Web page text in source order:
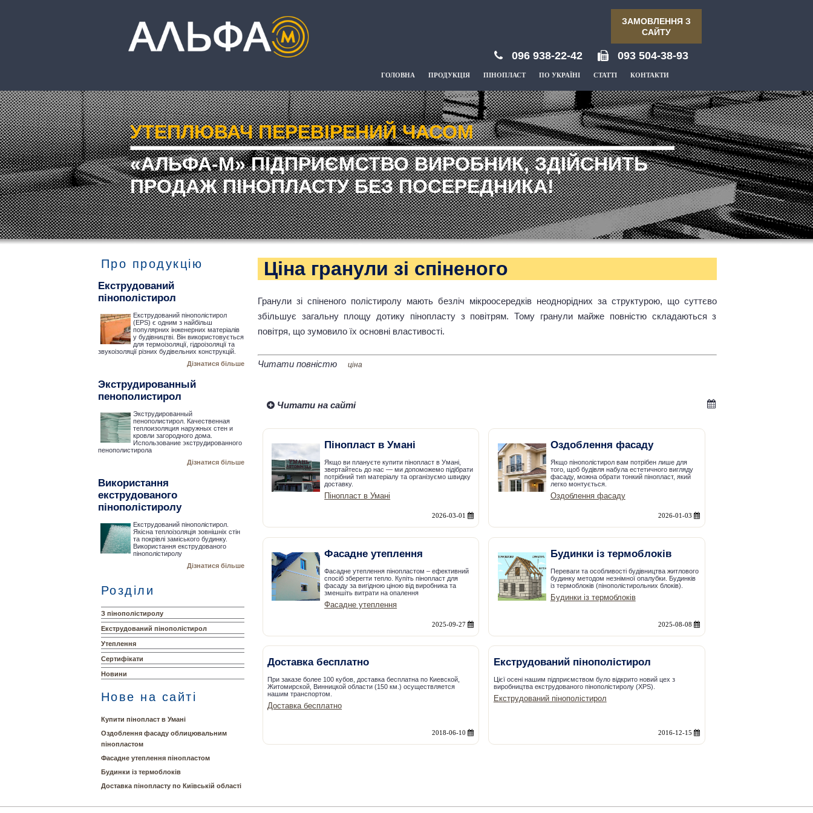
ЗАМОВЛЕННЯ З
САЙТУ
096 938-22-42 093 504-38-93
ГОЛОВНА ПРОДУКЦІЯ ПІНОПЛАСТ ПО УКРАЇНІ СТАТТІ КОНТАКТИ
УТЕПЛЮВАЧ ПЕРЕВІРЕНИЙ ЧАСОМ
«АЛЬФА-М» ПІДПРИЄМСТВО ВИРОБНИК, ЗДІЙСНИТЬ
ПРОДАЖ ПІНОПЛАСТУ БЕЗ ПОСЕРЕДНИКА!
Про продукцію
Екструдований
пінополістирол
Екструдований пінополістирол
(EPS) є одним з найбільш
популярних інженерних матеріалів
у будівництві. Він використовується
для термоізоляції, гідроізоляції та
звукоізоляції різних будівельних конструкцій.
Дізнатися більше
Экструдированный
пенополистирол
Экструдированный
пенополистирол. Качественная
теплоизоляция наружных стен и
кровли загородного дома.
Использование экструдированного
пенополистирола
Дізнатися більше
Використання
екструдованого
пінополістиролу
Екструдований пінополістирол.
Якісна теплоізоляція зовнішніх стін
та покрівлі заміського будинку.
Використання екструдованого
пінополістиролу
Дізнатися більше
Розділи
З пінополістиролу
Екструдований пінополістирол
Утеплення
Сертифікати
Новини
Нове на сайті
Купити пінопласт в Умані
Оздоблення фасаду облицювальним
пінопластом
Фасадне утеплення пінопластом
Будинки із термоблоків
Доставка пінопласту по Київській області
Ціна гранули зі спіненого
Гранули зі спіненого полістиролу мають безліч мікроосередків неоднорідних за структурою, що суттєво
збільшує загальну площу дотику пінопласту з повітрям. Тому гранули майже повністю складаються з
повітря, що зумовило їх основні властивості.
Читати повністю ціна
Читати на сайті
Пінопласт в Умані
Якщо ви плануєте купити пінопласт в Умані,
звертайтесь до нас — ми допоможемо підібрати
потрібний тип матеріалу та організуємо швидку
доставку.
Пінопласт в Умані
2026-03-01
Оздоблення фасаду
Якщо пінополістирол вам потрібен лише для
того, щоб будівля набула естетичного вигляду
фасаду, можна обрати тонкий пінопласт, який
легко монтується.
Оздоблення фасаду
2026-01-03
Фасадне утеплення
Фасадне утеплення пінопластом – ефективний
спосіб зберегти тепло. Купіть пінопласт для
фасаду за вигідною ціною від виробника та
зменшіть витрати на опалення
Фасадне утеплення
2025-09-27
Будинки із термоблоків
Переваги та особливості будівництва житлового
будинку методом незнімної опалубки. Будинків
із термоблоків (пінополістирольних блоків).
Будинки із термоблоків
2025-08-08
Доставка бесплатно
При заказе более 100 кубов, доставка бесплатна по Киевской,
Житомирской, Винницкой области (150 км.) осуществляется
нашим транспортом.
Доставка бесплатно
2018-06-10
Екструдований пінополістирол
Цієї осені нашим підприємством було відкрито новий цех з
виробництва екструдованого пінополістиролу (XPS).
Екструдований пінополістирол
2016-12-15